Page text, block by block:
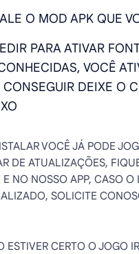
O MOD APK QUE
PARA ATIVAR
VOCÊ
DEIXE O
VOCÊ JÁ PODE
DE ATUALIZAÇÕES,
E NO NOSSO APP, CASO O
SOLICITE
ESTIVER CERTO O JOGO